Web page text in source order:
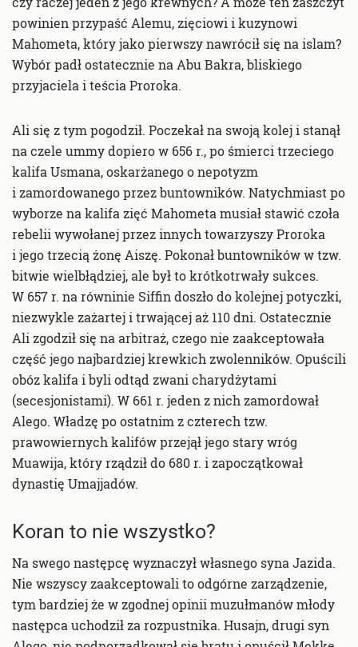
powinien przypaść Alemu, zięciowi i kuzynowi
Mahometa, który jako pierwszy nawrócił się na islam?
Wybór padł ostatecznie na Abu Bakra, bliskiego
przyjaciela i teścia Proroka.
Ali się z tym pogodził. Poczekał na swoją kolej i stanął
na czele ummy dopiero w 656 r., po śmierci trzeciego
kalifa Usmana, oskarżanego o nepotyzm
i zamordowanego przez buntowników. Natychmiast po
wyborze na kalifa zięć Mahometa musiał stawić czoła
rebelii wywołanej przez innych towarzyszy Proroka
i jego trzecią żonę Aiszę. Pokonał buntowników w tzw.
bitwie wielbłądziej, ale był to krótkotrwały sukces.
W 657 r. na równinie Siffin doszło do kolejnej potyczki,
niezwykle zażartej i trwającej aż 110 dni. Ostatecznie
Ali zgodził się na arbitraż, czego nie zaakceptowała
część jego najbardziej krewkich zwolenników. Opuścili
obóz kalifa i byli odtąd zwani charydżytami
(secesjonistami). W 661 r. jeden z nich zamordował
Alego. Władzę po ostatnim z czterech tzw.
prawowiernych kalifów przejął jego stary wróg
Muawija, który rządził do 680 r. i zapoczątkował
dynastię Umajjadów.
Koran to nie wszystko?
Na swego następcę wyznaczył własnego syna Jazida.
Nie wszyscy zaakceptowali to odgórne zarządzenie,
tym bardziej że w zgodnej opinii muzułmanów młody
następca uchodził za rozpustnika. Husajn, drugi syn